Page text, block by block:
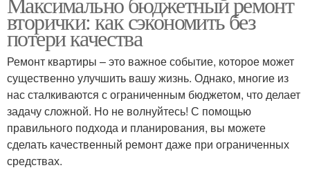
вторички: как сэкономить без
потери качества
Ремонт квартиры – это важное событие, которое может
существенно улучшить вашу жизнь. Однако, многие из
нас сталкиваются с ограниченным бюджетом, что делает
задачу сложной. Но не волнуйтесь! С помощью
правильного подхода и планирования, вы можете
сделать качественный ремонт даже при ограниченных
средствах.